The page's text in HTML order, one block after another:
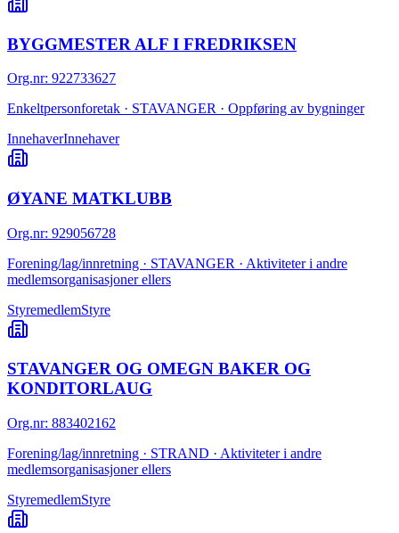
BYGGMESTER ALF I FREDRIKSEN
Org.nr: 922733627
Enkeltpersonforetak · STAVANGER · Oppføring av bygninger
InnehaverInnehaver
ØYANE MATKLUBB
Org.nr: 929056728
Forening/lag/innretning · STAVANGER · Aktiviteter i andre
medlemsorganisasjoner ellers
StyremedlemStyre
STAVANGER OG OMEGN BAKER OG
KONDITORLAUG
Org.nr: 883402162
Forening/lag/innretning · STRAND · Aktiviteter i andre
medlemsorganisasjoner ellers
StyremedlemStyre